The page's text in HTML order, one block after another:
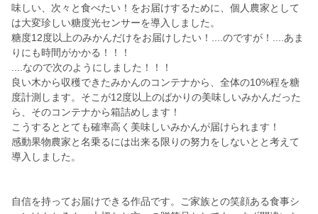
味しい、次々と食べたい！をお届けするために、個人農家として
は大変珍しい糖度光センサーを導入しました。
糖度12度以上のみかんだけをお届けしたい！....のですが！....あま
りにも時間がかかる！！！
....なので次のようにしました！！！
良い木から収穫できたみかんのコンテナから、全体の10%程を糖
度計測します。そこが12度以上のばかりの美味しいみかんだった
ら、そのコンテナから箱詰めします！
こうするととても確率高く美味しいみかんが届けられます！
感動果物農家と名乗るには出来る限りの努力をしないとと考えて
導入しました。
自信を持ってお届けできる作品です。ご家族との笑顔ある食事シ